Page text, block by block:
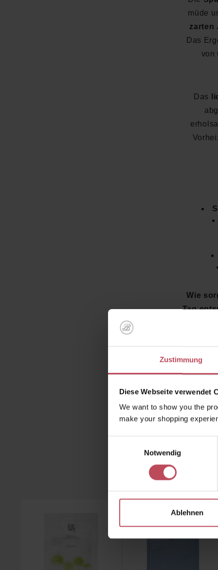
Zustimmung
Diese Webseite verwendet
We want to show you the
make your shopping
Notwendig
Ablehnen
müde
zarten
Das
von
Das
Wie
Tag
Shop